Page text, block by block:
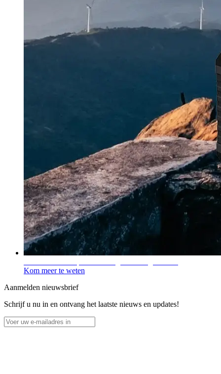
Kom meer te weten
Aanmelden nieuwsbrief
Schrijf u nu in en ontvang het laatste nieuws en updates!